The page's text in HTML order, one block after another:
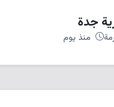
جدة
منذ يوم